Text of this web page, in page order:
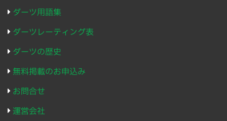
ダーツ用語集
ダーツレーティング表
ダーツの歴史
無料掲載のお申込み
お問合せ
運営会社